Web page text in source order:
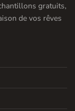
gratuits,
de vos rêves